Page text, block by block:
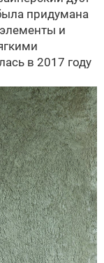
придумана
и
в 2017 году